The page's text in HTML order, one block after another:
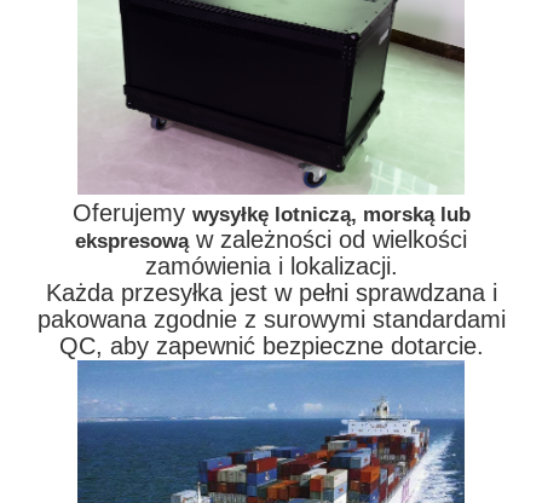
Oferujemy wysyłkę lotniczą, morską lub
ekspresowąw zależności od wielkości
zamówienia i lokalizacji.
Każda przesyłka jest w pełni sprawdzana i
pakowana zgodnie z surowymi standardami
QC, aby zapewnić bezpieczne dotarcie.